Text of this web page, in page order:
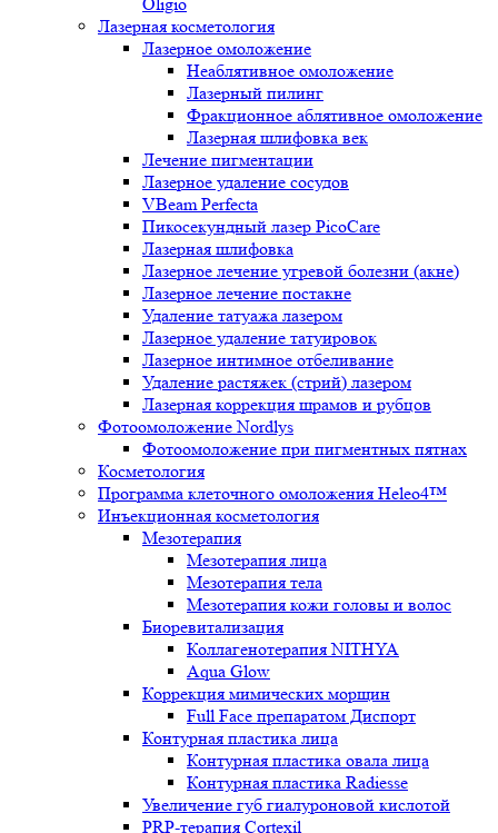
Oligio
Лазерная косметология
Лазерное омоложение
Неаблятивное омоложение
Лазерный пилинг
Фракционное аблятивное омоложение
Лазерная шлифовка век
Лечение пигментации
Лазерное удаление сосудов
VBeam Perfecta
Пикосекундный лазер PicoCare
Лазерная шлифовка
Лазерное лечение угревой болезни (акне)
Лазерное лечение постакне
Удаление татуажа лазером
Лазерное удаление татуировок
Лазерное интимное отбеливание
Удаление растяжек (стрий) лазером
Лазерная коррекция шрамов и рубцов
Фотоомоложение Nordlys
Фотоомоложение при пигментных пятнах
Косметология
Программа клеточного омоложения Heleo4™
Инъекционная косметология
Мезотерапия
Мезотерапия лица
Мезотерапия тела
Мезотерапия кожи головы и волос
Биоревитализация
Коллагенотерапия NITHYA
Aqua Glow
Коррекция мимических морщин
Full Face препаратом Диспорт
Контурная пластика лица
Контурная пластика овала лица
Контурная пластика Radiesse
Увеличение губ гиалуроновой кислотой
PRP-терапия Cortexil